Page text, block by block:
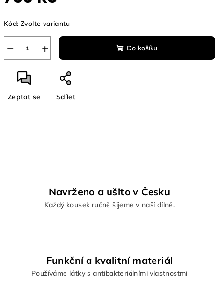
cena:
Kód: Zvolte variantu
+
− Do košíku
Zeptat se Sdílet
Navrženo a ušito v Česku
Každý kousek ručně šijeme v naší dílně.
Funkční a kvalitní materiál
Používáme látky s antibakteriálními vlastnostmi